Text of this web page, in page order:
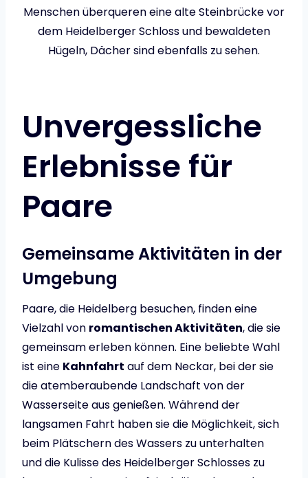
Menschen überqueren eine alte Steinbrücke vor
dem Heidelberger Schloss und bewaldeten
Hügeln, Dächer sind ebenfalls zu sehen.
Unvergessliche
Erlebnisse für
Paare
Gemeinsame Aktivitäten in der
Umgebung
Paare, die Heidelberg besuchen, finden eine
Vielzahl von romantischen Aktivitäten, die sie
gemeinsam erleben können. Eine beliebte Wahl
ist eine Kahnfahrt auf dem Neckar, bei der sie
die atemberaubende Landschaft von der
Wasserseite aus genießen. Während der
langsamen Fahrt haben sie die Möglichkeit, sich
beim Plätschern des Wassers zu unterhalten
und die Kulisse des Heidelberger Schlosses zu